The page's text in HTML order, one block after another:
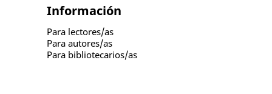
Información
Para lectores/as
Para autores/as
Para bibliotecarios/as